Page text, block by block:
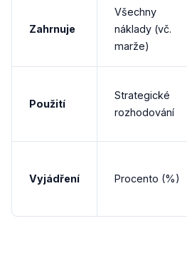
Zahrnuje
Všechny
náklady (vč.
marže)
Použití
Strategické
rozhodování
Vyjádření Procento (%)